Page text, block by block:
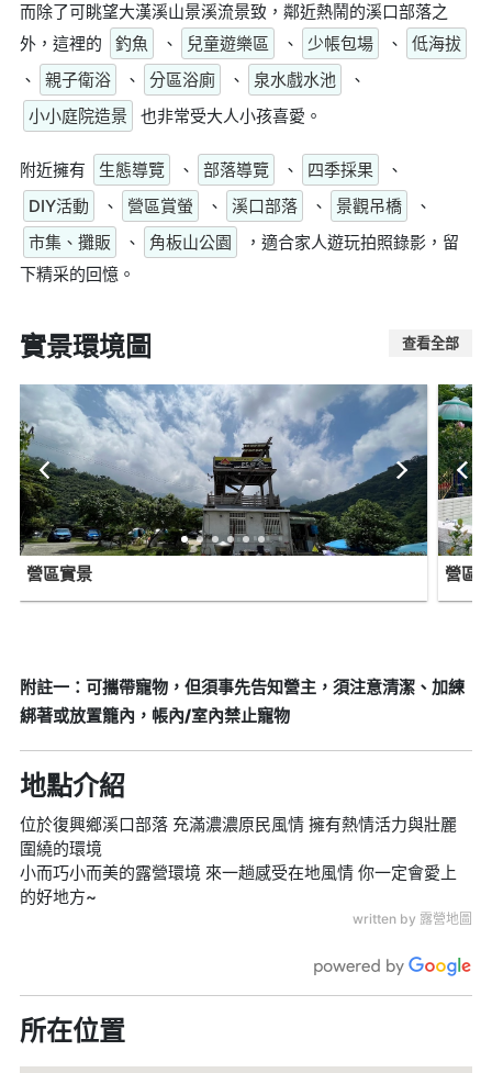
而除了可眺望大漢溪山景溪流景致，鄰近熱鬧的溪口部落之
外，這裡的
釣魚 、 兒童遊樂區 、 少帳包場 、
低海拔
、
親子衛浴 、 分區浴廁 、 泉水戲水池
、
小小庭院造景
也非常受大人小孩喜愛。
附近擁有 生態導覽 、 部落導覽 、 四季採果
、
DIY活動
、 營區賞螢 、 溪口部落 、 景觀吊橋
、
市集、攤販
、 角板山公園
，適合家人遊玩拍照錄影，留
下精采的回憶。
實景環境圖 查看全部
營區實景 營區
附註一：可攜帶寵物，但須事先告知營主，須注意清潔、加練
綁著或放置籠內，帳內/室內禁止寵物
地點介紹
位於復興鄉溪口部落 充滿濃濃原民風情 擁有熱情活力與壯麗
圍繞的環境
小而巧小而美的露營環境 來一趟感受在地風情 你一定會愛上
的好地方~
written by 露營地圖
所在位置